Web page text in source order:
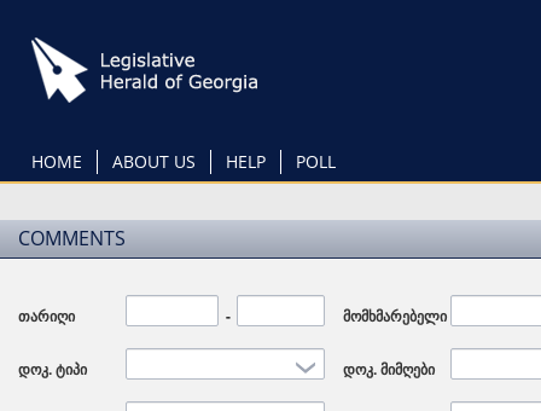
main
content
HOME ABOUT US HELP POLL
COMMENTS
თარიღი - მომხმარებელი
დოკ. ტიპი დოკ. მიმღები